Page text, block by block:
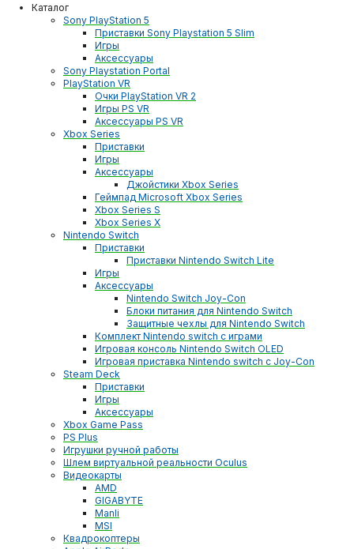
Каталог
Sony PlayStation 5
Приставки Sony Playstation 5 Slim
Игры
Аксессуары
Sony Playstation Portal
PlayStation VR
Очки PlayStation VR 2
Игры PS VR
Аксессуары PS VR
Xbox Series
Приставки
Игры
Аксессуары
Джойстики Xbox Series
Геймпад Microsoft Xbox Series
Xbox Series S
Xbox Series X
Nintendo Switch
Приставки
Приставки Nintendo Switch Lite
Игры
Аксессуары
Nintendo Switch Joy-Con
Блоки питания для Nintendo Switch
Защитные чехлы для Nintendo Switch
Комплект Nintendo switch с играми
Игровая консоль Nintendo Switch OLED
Игровая приставка Nintendo switch с Joy-Con
Steam Deck
Приставки
Игры
Аксессуары
Xbox Game Pass
PS Plus
Игрушки ручной работы
Шлем виртуальной реальности Oculus
Видеокарты
AMD
GIGABYTE
Manli
MSI
Квадрокоптеры